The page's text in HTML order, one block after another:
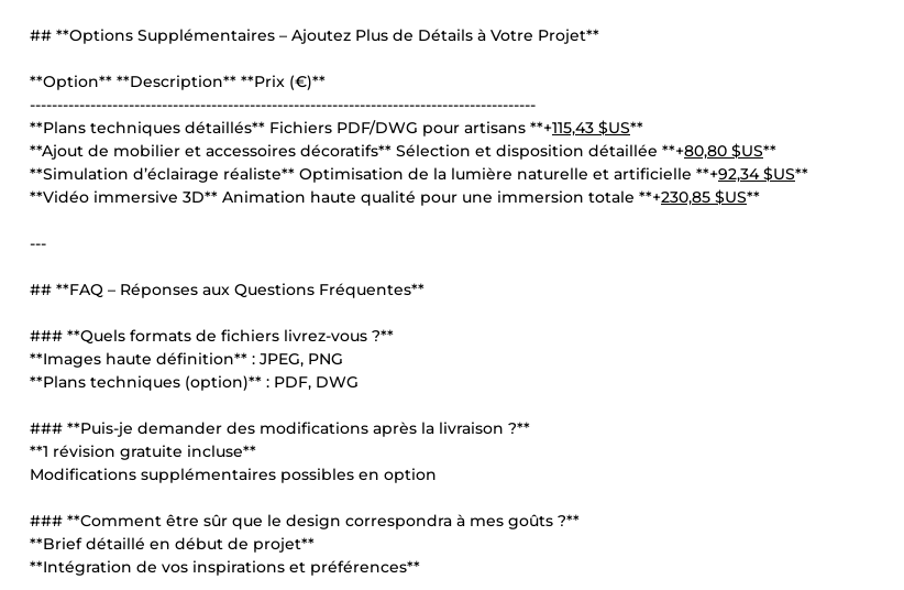
## **Options Supplémentaires – Ajoutez Plus de Détails à Votre Projet**
**Option** **Description** **Prix (€)**
--------------------------------------------------------------------------------------------
**Plans techniques détaillés** Fichiers PDF/DWG pour artisans **+115,43 $US**
**Ajout de mobilier et accessoires décoratifs** Sélection et disposition détaillée **+80,80 $US**
**Simulation d’éclairage réaliste** Optimisation de la lumière naturelle et artificielle **+92,34 $US**
**Vidéo immersive 3D** Animation haute qualité pour une immersion totale **+230,85 $US**
---
## **FAQ – Réponses aux Questions Fréquentes**
### **Quels formats de fichiers livrez-vous ?**
**Images haute définition** : JPEG, PNG
**Plans techniques (option)** : PDF, DWG
### **Puis-je demander des modifications après la livraison ?**
**1 révision gratuite incluse**
Modifications supplémentaires possibles en option
### **Comment être sûr que le design correspondra à mes goûts ?**
**Brief détaillé en début de projet**
**Intégration de vos inspirations et préférences**